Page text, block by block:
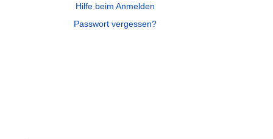
Hilfe beim Anmelden
Passwort vergessen?